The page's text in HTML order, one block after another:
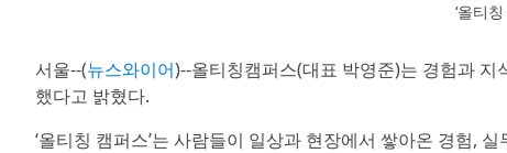
‘올티
서울--(뉴스와이어)--올티칭캠퍼스(대표 박영준)는 경험과 지
했다고 밝혔다.
‘올티칭 캠퍼스’는 사람들이 일상과 현장에서 쌓아온 경험,